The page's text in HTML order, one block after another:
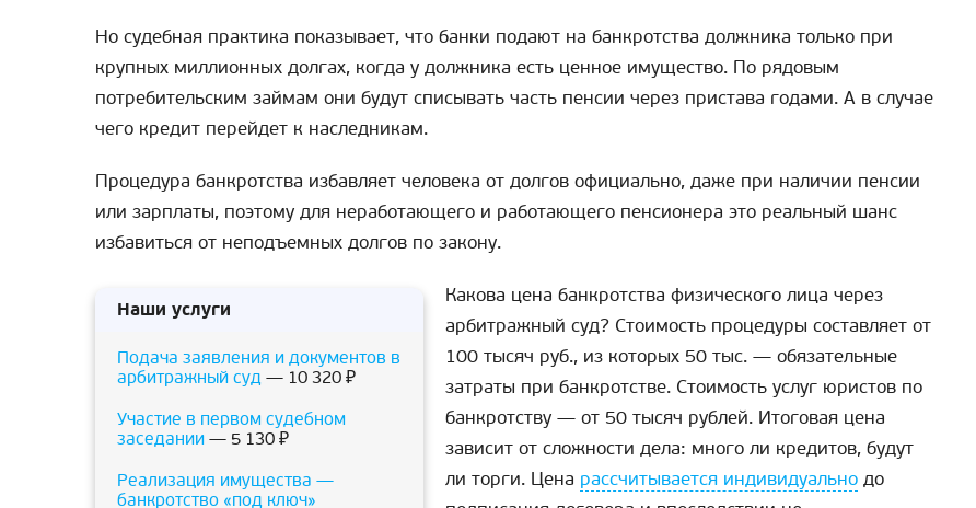
Но судебная практика показывает, что банки подают на банкротства должника только при
крупных миллионных долгах, когда у должника есть ценное имущество. По рядовым
потребительским займам они будут списывать часть пенсии через пристава годами. А в случае
чего кредит перейдет к наследникам.
Процедура банкротства избавляет человека от долгов официально, даже при наличии пенсии
или зарплаты, поэтому для неработающего и работающего пенсионера это реальный шанс
избавиться от неподъемных долгов по закону.
Наши услуги
Подача заявления и документов в
арбитражный суд — 10 320 ₽
Участие в первом судебном
заседании — 5 130 ₽
Реализация имущества —
банкротство «под ключ»
Какова цена банкротства физического лица через
арбитражный суд? Стоимость процедуры составляет от
100 тысяч руб., из которых 50 тыс. — обязательные
затраты при банкротстве. Стоимость услуг юристов по
банкротству — от 50 тысяч рублей. Итоговая цена
зависит от сложности дела: много ли кредитов, будут
ли торги. Цена рассчитывается индивидуально до